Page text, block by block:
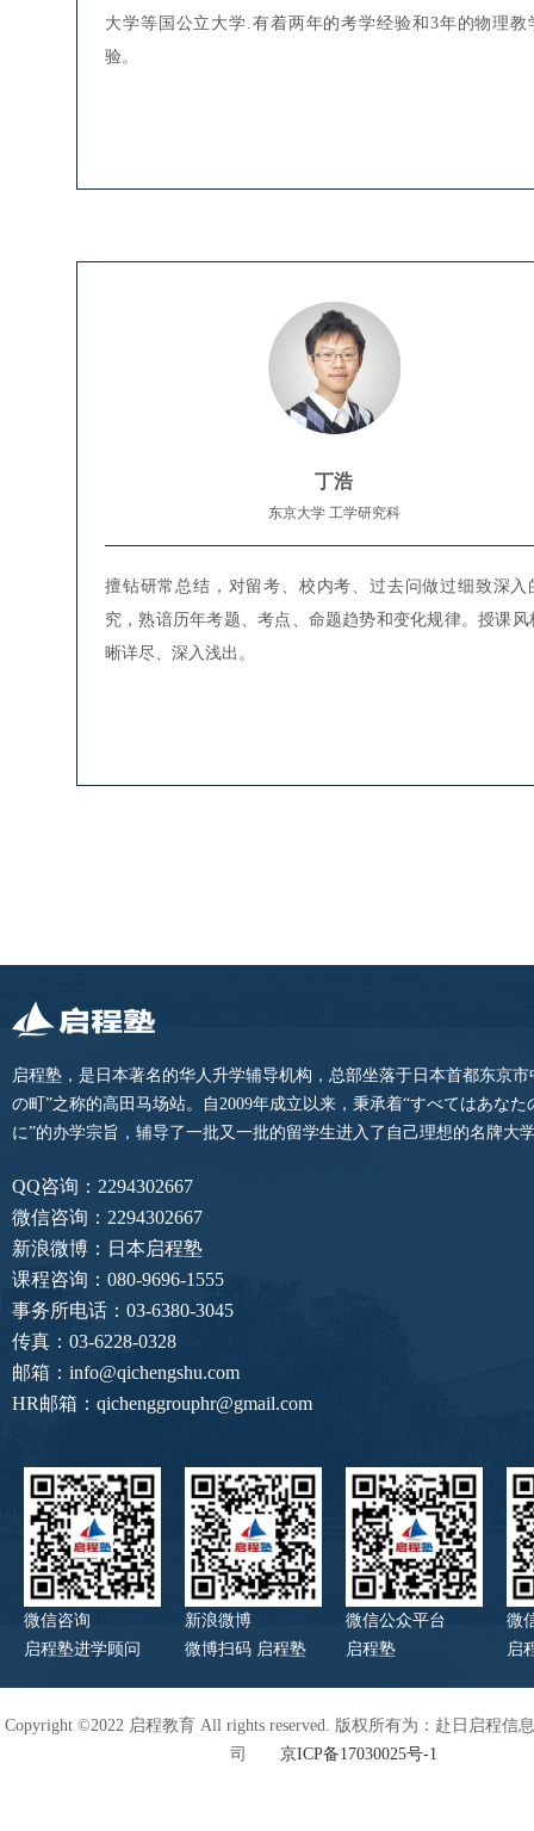
大学等国公立大学.有着两年的考学经验和3年的物理教
验。
丁浩
东京大学 工学研究科
擅钻研常总结，对留考、校内考、过去问做过细致深入
究，熟谙历年考题、考点、命题趋势和变化规律。授课风
晰详尽、深入浅出。
启程塾，是日本著名的华人升学辅导机构，总部坐落于日本首都东京市
の町”之称的高田马场站。自2009年成立以来，秉承着“すべてはあなた
に”的办学宗旨，辅导了一批又一批的留学生进入了自己理想的名牌大
QQ咨询：2294302667
微信咨询：2294302667
新浪微博：日本启程塾
课程咨询：080-9696-1555
事务所电话：03-6380-3045
传真：03-6228-0328
邮箱：info@qichengshu.com
HR邮箱：qichenggrouphr@gmail.com
微信咨询
启程塾进学顾问
新浪微博
微博扫码 启程塾
微信公众平台
启程塾
微
启
Copyright ©2022 启程教育 All rights reserved. 版权所有为：赴日启程信
司 京ICP备17030025号-1